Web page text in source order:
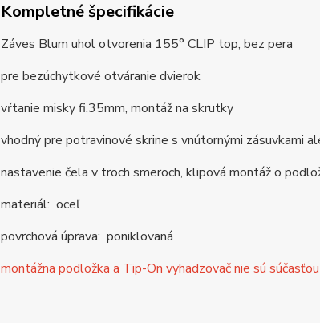
Kompletné špecifikácie
Záves Blum uhol otvorenia 155° CLIP top, bez pera
pre bezúchytkové otváranie dvierok
vŕtanie misky fi.35mm, montáž na skrutky
vhodný pre potravinové skrine s vnútornými zásuvkami
nastavenie čela v troch smeroch, klipová montáž o
materiál: oceľ
povrchová úprava: poniklovaná
montážna podložka a Tip-On vyhadzovač nie sú